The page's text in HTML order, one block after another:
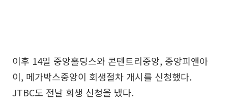
이후 14일 중앙홀딩스와 콘텐트리중앙, 중앙피앤아
이, 메가박스중앙이 회생절차 개시를 신청했다.
JTBC도 전날 회생 신청을 냈다.